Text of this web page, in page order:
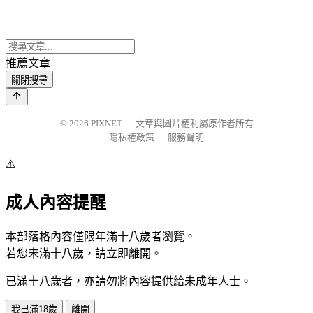
推薦文章
關閉搜尋
© 2026 PIXNET
文章與圖片權利屬原作者所有
隱私權政策
服務聲明
⚠️
成人內容提醒
本部落格內容僅限年滿十八歲者瀏覽。
若您未滿十八歲，請立即離開。
已滿十八歲者，亦請勿將內容提供給未成年人士。
我已滿18歲 離開